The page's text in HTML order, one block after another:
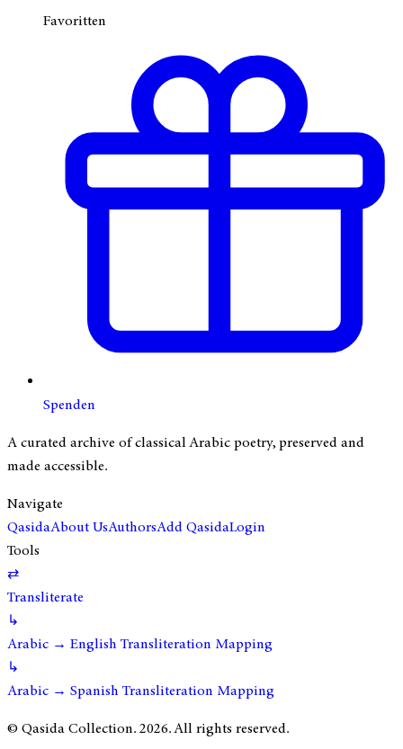
Favoritten
Spenden
A curated archive of classical Arabic poetry, preserved and
made accessible.
Navigate
QasidaAbout UsAuthorsAdd QasidaLogin
Tools
⇄
Transliterate
↳
Arabic → English Transliteration Mapping
↳
Arabic → Spanish Transliteration Mapping
© Qasida Collection.2026. All rights reserved.